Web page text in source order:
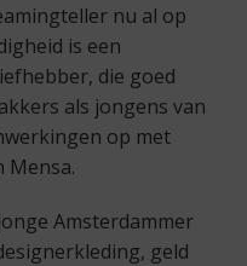
nu al op
is een
die goed
als jongens van
op met
Mensa.
Amsterdammer
geld